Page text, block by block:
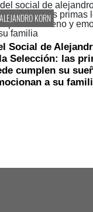
ALEJANDRO KORN
Social de
Selección: las
cumplen su
a su